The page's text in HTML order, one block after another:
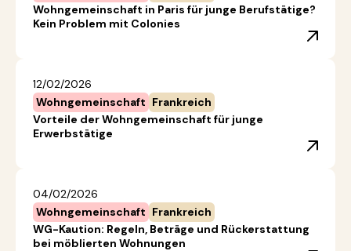
Wohngemeinschaft in Paris für junge Berufstätige?
Kein Problem mit Colonies
12/02/2026
Wohngemeinschaft Frankreich
Vorteile der Wohngemeinschaft für junge
Erwerbstätige
04/02/2026
Wohngemeinschaft Frankreich
WG-Kaution: Regeln, Beträge und Rückerstattung
bei möblierten Wohnungen